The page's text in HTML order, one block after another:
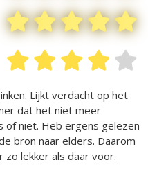
Lijkt verdacht op het
dat het niet meer
of niet. Heb ergens gelezen
bron naar elders. Daarom
lekker als daar voor.